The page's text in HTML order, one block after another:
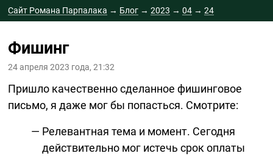
Сайт Романа Парпалака → Блог →2023 →04 →24
Фишинг
24 апреля 2023 года, 21:32
Пришло качественно сделанное фишинговое
письмо, я даже мог бы попасться. Смотрите:
Релевантная тема и момент. Сегодня
действительно мог истечь срок оплаты